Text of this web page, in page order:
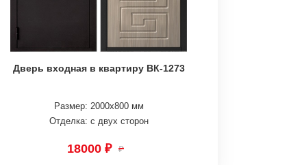
Дверь входная в квартиру ВК-1273
Размер: 2000х800 мм
Отделка: с двух сторон
18000 ₽ ₽